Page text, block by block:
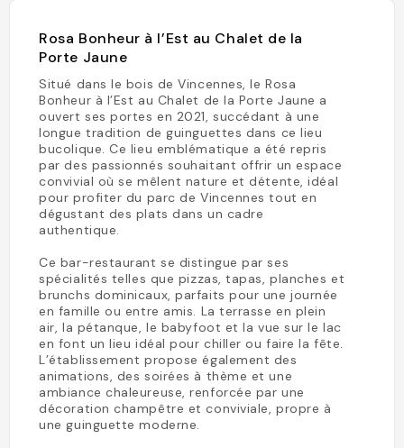
Rosa Bonheur à l’Est au Chalet de la
Porte Jaune
Situé dans le bois de Vincennes, le Rosa
Bonheur à l’Est au Chalet de la Porte Jaune a
ouvert ses portes en 2021, succédant à une
longue tradition de guinguettes dans ce lieu
bucolique. Ce lieu emblématique a été repris
par des passionnés souhaitant offrir un espace
convivial où se mêlent nature et détente, idéal
pour profiter du parc de Vincennes tout en
dégustant des plats dans un cadre
authentique.
Ce bar-restaurant se distingue par ses
spécialités telles que pizzas, tapas, planches et
brunchs dominicaux, parfaits pour une journée
en famille ou entre amis. La terrasse en plein
air, la pétanque, le babyfoot et la vue sur le lac
en font un lieu idéal pour chiller ou faire la fête.
L’établissement propose également des
animations, des soirées à thème et une
ambiance chaleureuse, renforcée par une
décoration champêtre et conviviale, propre à
une guinguette moderne.